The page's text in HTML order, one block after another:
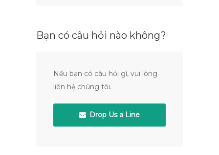
Bạn có câu hỏi nào không?
Nếu bạn có câu hỏi gì, vui lòng
liên hệ chúng tôi.
Drop Us a Line